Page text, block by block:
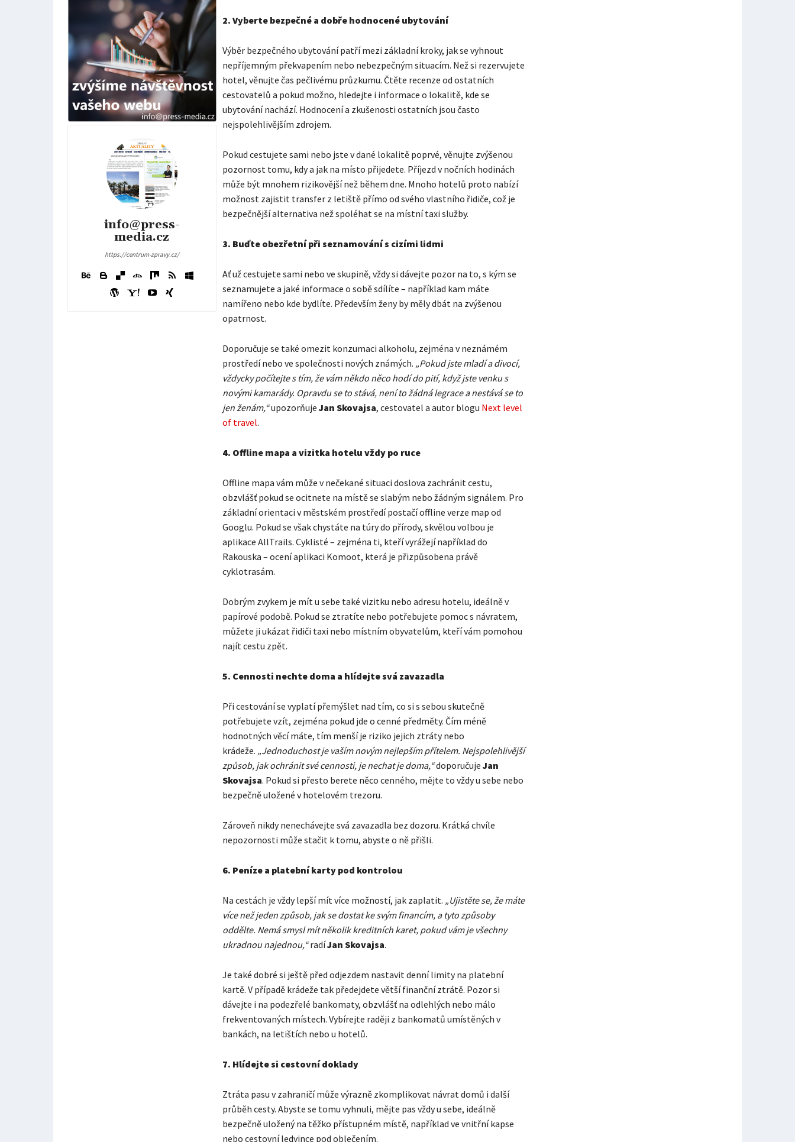
info@press-
media.cz
https://centrum-zpravy.cz/
2. Vyberte bezpečné a dobře hodnocené ubytování
Výběr bezpečného ubytování patří mezi základní kroky, jak se vyhnout
nepříjemným překvapením nebo nebezpečným situacím. Než si rezervujete
hotel, věnujte čas pečlivému průzkumu. Čtěte recenze od ostatních
cestovatelů a pokud možno, hledejte i informace o lokalitě, kde se
ubytování nachází. Hodnocení a zkušenosti ostatních jsou často
nejspolehlivějším zdrojem.
Pokud cestujete sami nebo jste v dané lokalitě poprvé, věnujte zvýšenou
pozornost tomu, kdy a jak na místo přijedete. Příjezd v nočních hodinách
může být mnohem rizikovější než během dne. Mnoho hotelů proto nabízí
možnost zajistit transfer z letiště přímo od svého vlastního řidiče, což je
bezpečnější alternativa než spoléhat se na místní taxi služby.
3. Buďte obezřetní při seznamování s cizími lidmi
Ať už cestujete sami nebo ve skupině, vždy si dávejte pozor na to, s kým se
seznamujete a jaké informace o sobě sdílíte – například kam máte
namířeno nebo kde bydlíte. Především ženy by měly dbát na zvýšenou
opatrnost.
Doporučuje se také omezit konzumaci alkoholu, zejména v neznámém
prostředí nebo ve společnosti nových známých. „Pokud jste mladí a divocí,
vždycky počítejte s tím, že vám někdo něco hodí do pití, když jste venku s
novými kamarády. Opravdu se to stává, není to žádná legrace a nestává se to
jen ženám,“upozorňuje Jan Skovajsa, cestovatel a autor blogu Next level
of travel.
4. Offline mapa a vizitka hotelu vždy po ruce
Offline mapa vám může v nečekané situaci doslova zachránit cestu,
obzvlášť pokud se ocitnete na místě se slabým nebo žádným signálem. Pro
základní orientaci v městském prostředí postačí offline verze map od
Googlu. Pokud se však chystáte na túry do přírody, skvělou volbou je
aplikace AllTrails. Cyklisté – zejména ti, kteří vyrážejí například do
Rakouska – ocení aplikaci Komoot, která je přizpůsobena právě
cyklotrasám.
Dobrým zvykem je mít u sebe také vizitku nebo adresu hotelu, ideálně v
papírové podobě. Pokud se ztratíte nebo potřebujete pomoc s návratem,
můžete ji ukázat řidiči taxi nebo místním obyvatelům, kteří vám pomohou
najít cestu zpět.
5. Cennosti nechte doma a hlídejte svá zavazadla
Při cestování se vyplatí přemýšlet nad tím, co si s sebou skutečně
potřebujete vzít, zejména pokud jde o cenné předměty. Čím méně
hodnotných věcí máte, tím menší je riziko jejich ztráty nebo
krádeže. „Jednoduchost je vaším novým nejlepším přítelem. Nejspolehlivější
způsob, jak ochránit své cennosti, je nechat je doma,“doporučuje Jan
Skovajsa. Pokud si přesto berete něco cenného, mějte to vždy u sebe nebo
bezpečně uložené v hotelovém trezoru.
Zároveň nikdy nenechávejte svá zavazadla bez dozoru. Krátká chvíle
nepozornosti může stačit k tomu, abyste o ně přišli.
6. Peníze a platební karty pod kontrolou
Na cestách je vždy lepší mít více možností, jak zaplatit. „Ujistěte se, že máte
více než jeden způsob, jak se dostat ke svým financím, a tyto způsoby
oddělte. Nemá smysl mít několik kreditních karet, pokud vám je všechny
ukradnou najednou,“radíJan Skovajsa.
Je také dobré si ještě před odjezdem nastavit denní limity na platební
kartě. V případě krádeže tak předejdete větší finanční ztrátě. Pozor si
dávejte i na podezřelé bankomaty, obzvlášť na odlehlých nebo málo
frekventovaných místech. Vybírejte raději z bankomatů umístěných v
bankách, na letištích nebo u hotelů.
7. Hlídejte si cestovní doklady
Ztráta pasu v zahraničí může výrazně zkomplikovat návrat domů i další
průběh cesty. Abyste se tomu vyhnuli, mějte pas vždy u sebe, ideálně
bezpečně uložený na těžko přístupném místě, například ve vnitřní kapse
nebo cestovní ledvince pod oblečením.